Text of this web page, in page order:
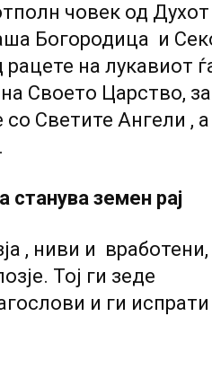
човек од
Богородица и
на лукавиот
Своето Царство,
Светите Ангели ,
земен рај
, ниви и вработени,
Тој ги зеде
и ги